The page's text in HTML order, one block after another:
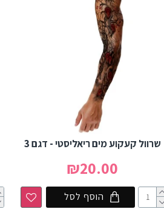
שרוול קעקוע מים ריאליסטי - דגם 3
₪20.00
הוסף לסל